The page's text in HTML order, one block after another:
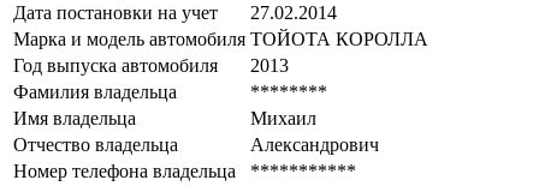
Дата постановки на учет
27.02.2014
Марка и модель автомобиля ТОЙОТА КОРОЛЛА
Год выпуска автомобиля
2013
Фамилия владельца
********
Имя владельца
Михаил
Отчество владельца
Александрович
Номер телефона владельца
***********